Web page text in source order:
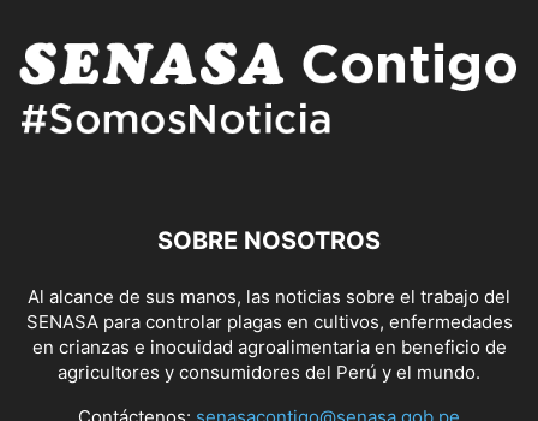
SOBRE NOSOTROS
Al alcance de sus manos, las noticias sobre el trabajo del
SENASA para controlar plagas en cultivos, enfermedades
en crianzas e inocuidad agroalimentaria en beneficio de
agricultores y consumidores del Perú y el mundo.